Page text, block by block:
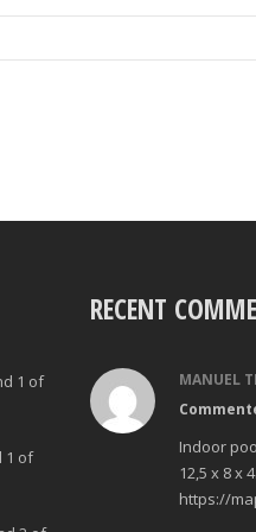
1 of
1 of
RECENT
MANUEL
Indoor
12,5 x 8 x
https://